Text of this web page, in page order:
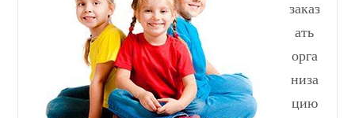
заказ
ать
орга
низа
цию